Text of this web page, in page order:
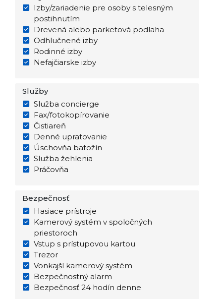
Izby/zariadenie pre osoby s telesným
postihnutím
Drevená alebo parketová podlaha
Odhlučnené izby
Rodinné izby
Nefajčiarske izby
Služby
Služba concierge
Fax/fotokopírovanie
Čistiareň
Denné upratovanie
Úschovňa batožín
Služba žehlenia
Práčovňa
Bezpečnosť
Hasiace prístroje
Kamerový systém v spoločných
priestoroch
Vstup s prístupovou kartou
Trezor
Vonkajší kamerový systém
Bezpečnostný alarm
Bezpečnosť 24 hodín denne